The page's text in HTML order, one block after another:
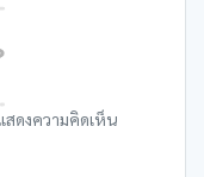
ดงความคิดเห็น